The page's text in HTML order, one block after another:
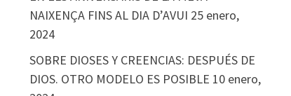
NAIXENÇA FINS AL DIA D’AVUI 25 enero,
2024
SOBRE DIOSES Y CREENCIAS: DESPUÉS DE
DIOS. OTRO MODELO ES POSIBLE 10 enero,